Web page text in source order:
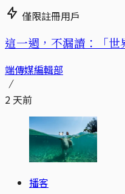
僅限註冊用戶
這一週，不漏讀：「
端傳媒編輯部
2 天前
播客